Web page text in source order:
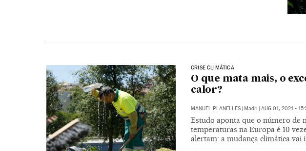
CRISE CLIMÁTICA
O que mata mais, o
calor?
MANUEL PLANELLES | Madri | AUG 01, 2021 -
Estudo aponta que o número de
temperaturas na Europa é 10
alertam: a mudança climática vai